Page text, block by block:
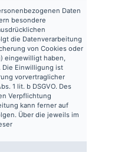
Daten
besondere
die Datenverarbeitung
von Cookies oder
eingewilligt haben,
Die Einwilligung ist
vorvertraglicher
1 lit. b DSGVO. Des
Verpflichtung
kann ferner auf
Über die jeweils im